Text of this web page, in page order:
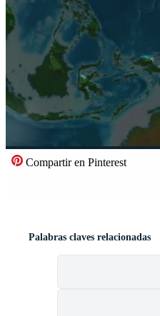
Compartir en Pinterest
Palabras claves relacionadas